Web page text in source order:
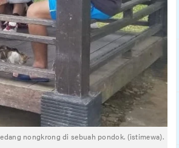
nongkrong di sebuah pondok. (istimewa).